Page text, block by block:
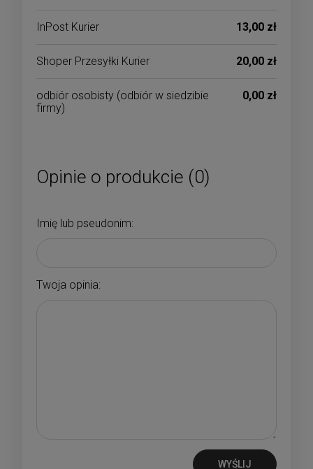
InPost Kurier 13,00 zł
Shoper Przesyłki Kurier 20,00 zł
odbiór osobisty (odbiór w siedzibie
firmy)
0,00 zł
Opinie o produkcie (0)
Imię lub pseudonim:
Twoja opinia:
WYŚLIJ